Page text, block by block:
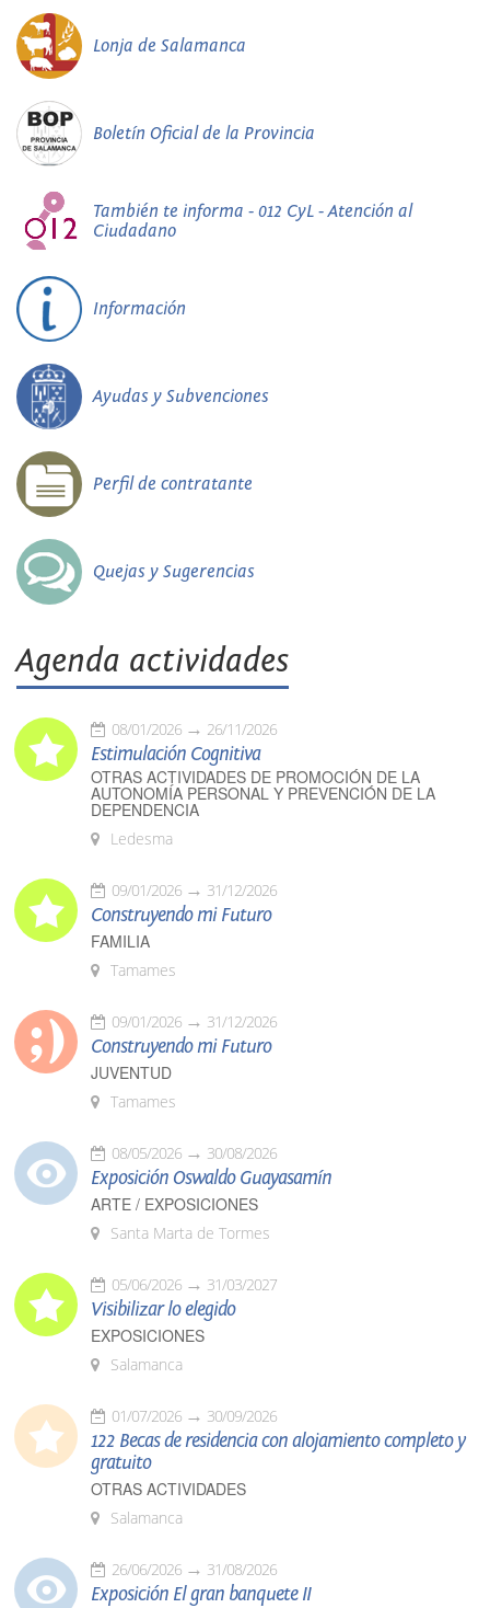
Lonja de Salamanca
Boletín Oficial de la Provincia
También te informa - 012 CyL - Atención al
Ciudadano
Información
Ayudas y Subvenciones
Perfil de contratante
Quejas y Sugerencias
Agenda actividades
08/01/2026 26/11/2026
Estimulación Cognitiva
OTRAS ACTIVIDADES DE PROMOCIÓN DE LA
AUTONOMÍA PERSONAL Y PREVENCIÓN DE LA
DEPENDENCIA
Ledesma
09/01/2026 31/12/2026
Construyendo mi Futuro
FAMILIA
Tamames
09/01/2026 31/12/2026
Construyendo mi Futuro
JUVENTUD
Tamames
08/05/2026 30/08/2026
Exposición Oswaldo Guayasamín
ARTE / EXPOSICIONES
Santa Marta de Tormes
05/06/2026 31/03/2027
Visibilizar lo elegido
EXPOSICIONES
Salamanca
01/07/2026 30/09/2026
122 Becas de residencia con alojamiento completo y
gratuito
OTRAS ACTIVIDADES
Salamanca
26/06/2026 31/08/2026
Exposición El gran banquete II